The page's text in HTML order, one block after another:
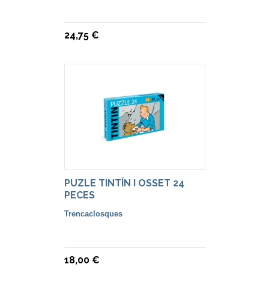
24,75 €
PUZLE TINTÍN I OSSET 24
PECES
Trencaclosques
18,00 €